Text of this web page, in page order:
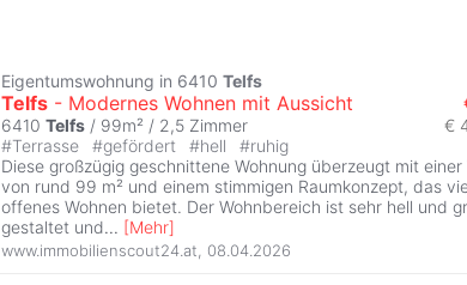
Eigentumswohnung in 6410 Telfs
Telfs - Modernes Wohnen mit Aussicht
6410 Telfs / 99m² / 2,5 Zimmer
€
#Terrasse #gefördert #hell #ruhig
Diese großzügig geschnittene Wohnung überzeugt mit
von rund 99 m² und einem stimmigen Raumkonzept, das
offenes Wohnen bietet. Der Wohnbereich ist sehr hell und
gestaltet und... [Mehr]
www.immobilienscout24.at 08.04.2026